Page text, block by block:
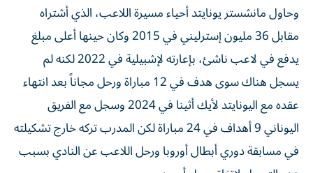
وحاول مانشستر يونايتد أحياء مسيرة اللاعب، الذي أشتراه
مقابل 36 مليون إسترليني في 2015 وكان حينها أعلى مبلغ
يدفع في لاعب ناشئ، بإعارته لإشبيلية في 2022 لكنه لم
يسجل هناك سوى هدف في 12 مباراة ورحل مجاناً بعد انتهاء
عقده مع اليونايتد لأيك أثينا في 2024 وسجل مع الفريق
اليوناني 9 أهداف في 24 مباراة لكن المدرب تركه خارج تشكيلته
في مسابقة دوري أبطال أوروبا ورحل اللاعب عن النادي بسبب